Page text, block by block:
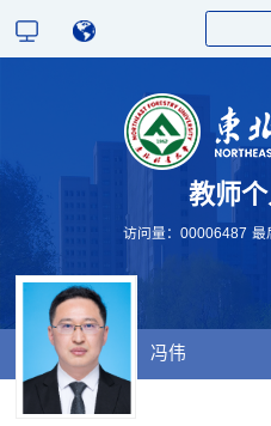
教师
访问量： 00006487 最
冯伟